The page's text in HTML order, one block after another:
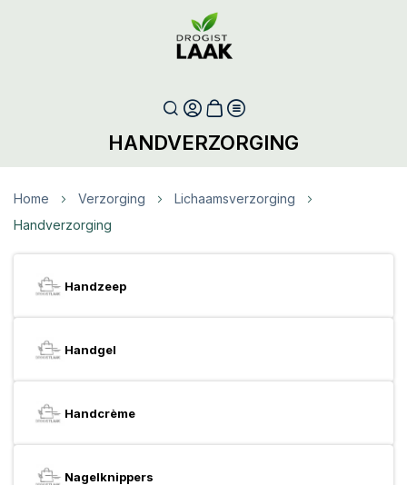
HANDVERZORGING
Home Verzorging
Lichaamsverzorging
Handverzorging
Handzeep
Handgel
Handcrème
Nagelknippers